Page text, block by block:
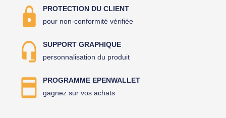
PROTECTION DU CLIENT
pour non-conformité vérifiée
SUPPORT GRAPHIQUE
personnalisation du produit
PROGRAMME EPENWALLET
gagnez sur vos achats